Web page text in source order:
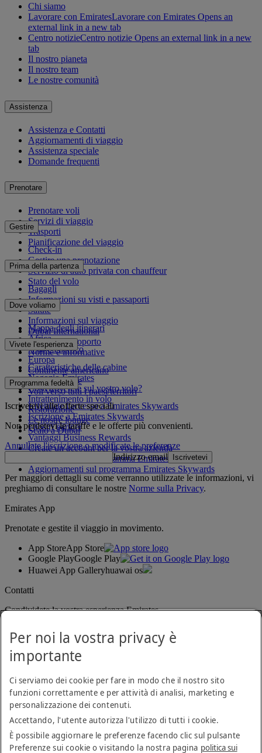
Chi siamo
Lavorare con EmiratesLavorare con Emirates Opens an
external link in a new tab
Centro notizieCentro notizie Opens an external link in a new
tab
Il nostro pianeta
Il nostro team
Le nostre comunità
Assistenza
Assistenza e Contatti
Aggiornamenti di viaggio
Assistenza speciale
Domande frequenti
Prenotare
Prenotare voli
Servizi di viaggio
Trasporti
Pianificazione del viaggio
Gestire
Check-in
Gestire una prenotazione
Servizio di auto privata con chauffeur
Stato del volo
Prima della partenza
Bagagli
Informazioni su visti e passaporti
Salute
Informazioni sul viaggio
Dubai International
Da e per l'aeroporto
Norme e informative
Dove voliamo
Mappa degli itinerari
Africa
Asia e Pacifico
Europa
Continente americano
Medio Oriente
Voli verso tutti i paesi/territori
Vivete l'esperienza
Caratteristiche delle cabine
Negozio Emirates
Cosa troverete sul vostro volo?
Intrattenimento in volo
Ristorazione
Le nostre lounge
Scalo a Dubai
Programma fedeltà
Effettuate l'accesso a Emirates Skywards
Iscrizione a Emirates Skywards
I nostri partner
Vantaggi Business Rewards
Create un account per la vostra azienda
Regolamento del programma Emirates Skywards
Aggiornamenti sul programma Emirates Skywards
Iscrivetevi alle offerte speciali
Non perdetevi le tariffe e le offerte più convenienti.
Annullate l'iscrizione o modificate le preferenze
Indirizzo email
Iscrivetevi
Per maggiori dettagli su come verranno utilizzate le informazioni, vi
preghiamo di consultare le nostre Norme sulla Privacy.
Emirates App
Prenotate e gestite il viaggio in movimento.
App StoreApp Store
Google PlayGoogle Play
Huawei App Galleryhuawai os
Contatti
Condividete la vostra esperienza Emirates.
Contatti
Norme sulla privacy
Termini e condizioni
Per noi la vostra privacy è
importante
Ci serviamo dei cookie per fare in modo che il nostro sito
funzioni correttamente e per attività di analisi, marketing e
personalizzazione dei contenuti.
Accettando, l'utente autorizza l'utilizzo di tutti i cookie.
È possibile aggiornare le preferenze facendo clic sul pulsante
Preferenze sui cookie o visitando la nostra pagina politica sui